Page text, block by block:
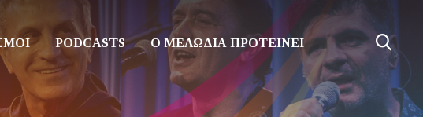
PODCASTS Ο ΜΕΛΩΔΙΑ ΠΡΟΤΕΙΝΕΙ